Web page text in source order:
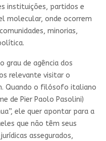
instituições, partidos e
molecular, onde ocorrem
minorias,
grau de agência dos
relevante visitar o
Quando o filósofo italiano
de Pier Paolo Pasolini)
ele quer apontar para a
que não têm seus
assegurados,